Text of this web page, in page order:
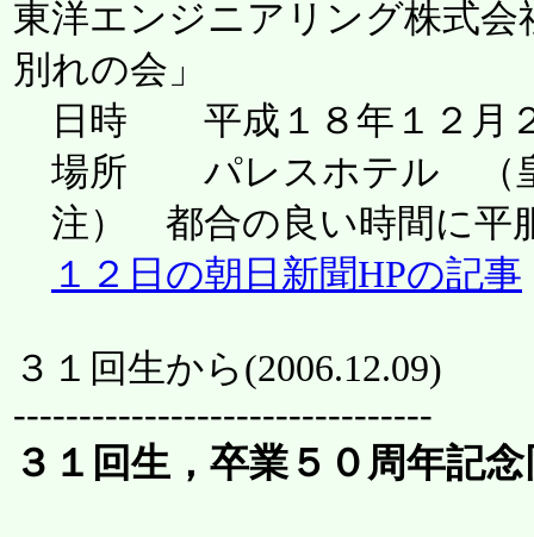
東洋エンジニアリング株式
別れの会」
日時 平成１８年１２月２
場所 パレスホテル （
注） 都合の良い時間に平
１２日の朝日新聞HPの記事
３１回生から(2006.12.09)
--------------------------------
３１回生，卒業５０周年記